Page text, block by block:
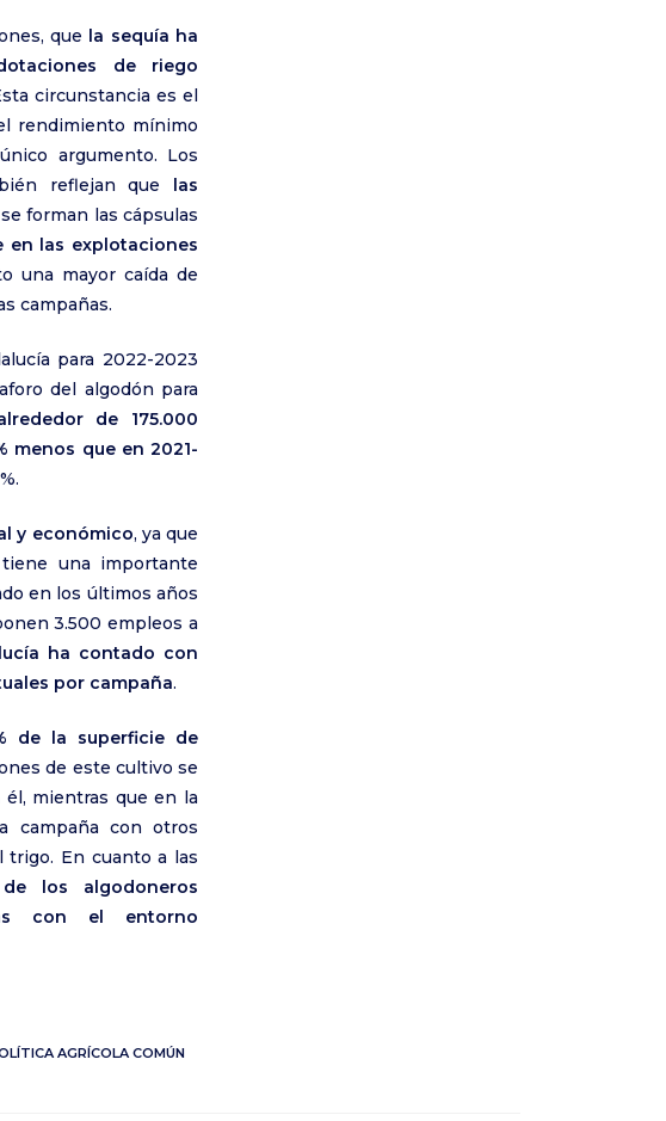
que la sequía ha
de riego
circunstancia es el
rendimiento mínimo
argumento. Los
reflejan que las
forman las cápsulas
en las explotaciones
una mayor caída de
campañas.
para 2022-2023
del algodón para
de 175.000
menos que en 2021-
y económico, ya que
una importante
en los últimos años
3.500 empleos a
ha contado con
por campaña.
de la superficie de
de este cultivo se
mientras que en la
campaña con otros
trigo. En cuanto a las
los algodoneros
con el entorno
AGRÍCOLA COMÚN